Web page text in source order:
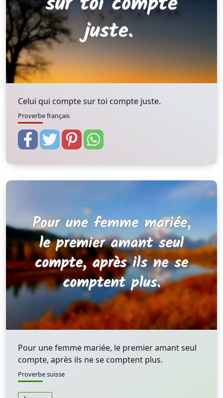
Celui qui compte sur toi compte juste.
Proverbe français
Pour une femme mariée, le premier amant seul
compte, après ils ne se comptent plus.
Proverbe suisse